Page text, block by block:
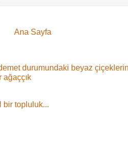
Ana Sayfa
demet durumundaki beyaz
ağaççık
bir topluluk...